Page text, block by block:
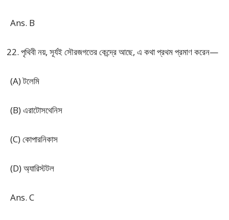
Ans. B
পৃথিবী নয়, সূর্যই সৌরজগতের কেন্দ্রে আছে, এ কথা প্রথম প্রমাণ করেন—
(A) টলেমি
(B) এরাটোসথেনিস
(C) কোপারনিকাস
(D) অ্যারিস্টটল
Ans. C